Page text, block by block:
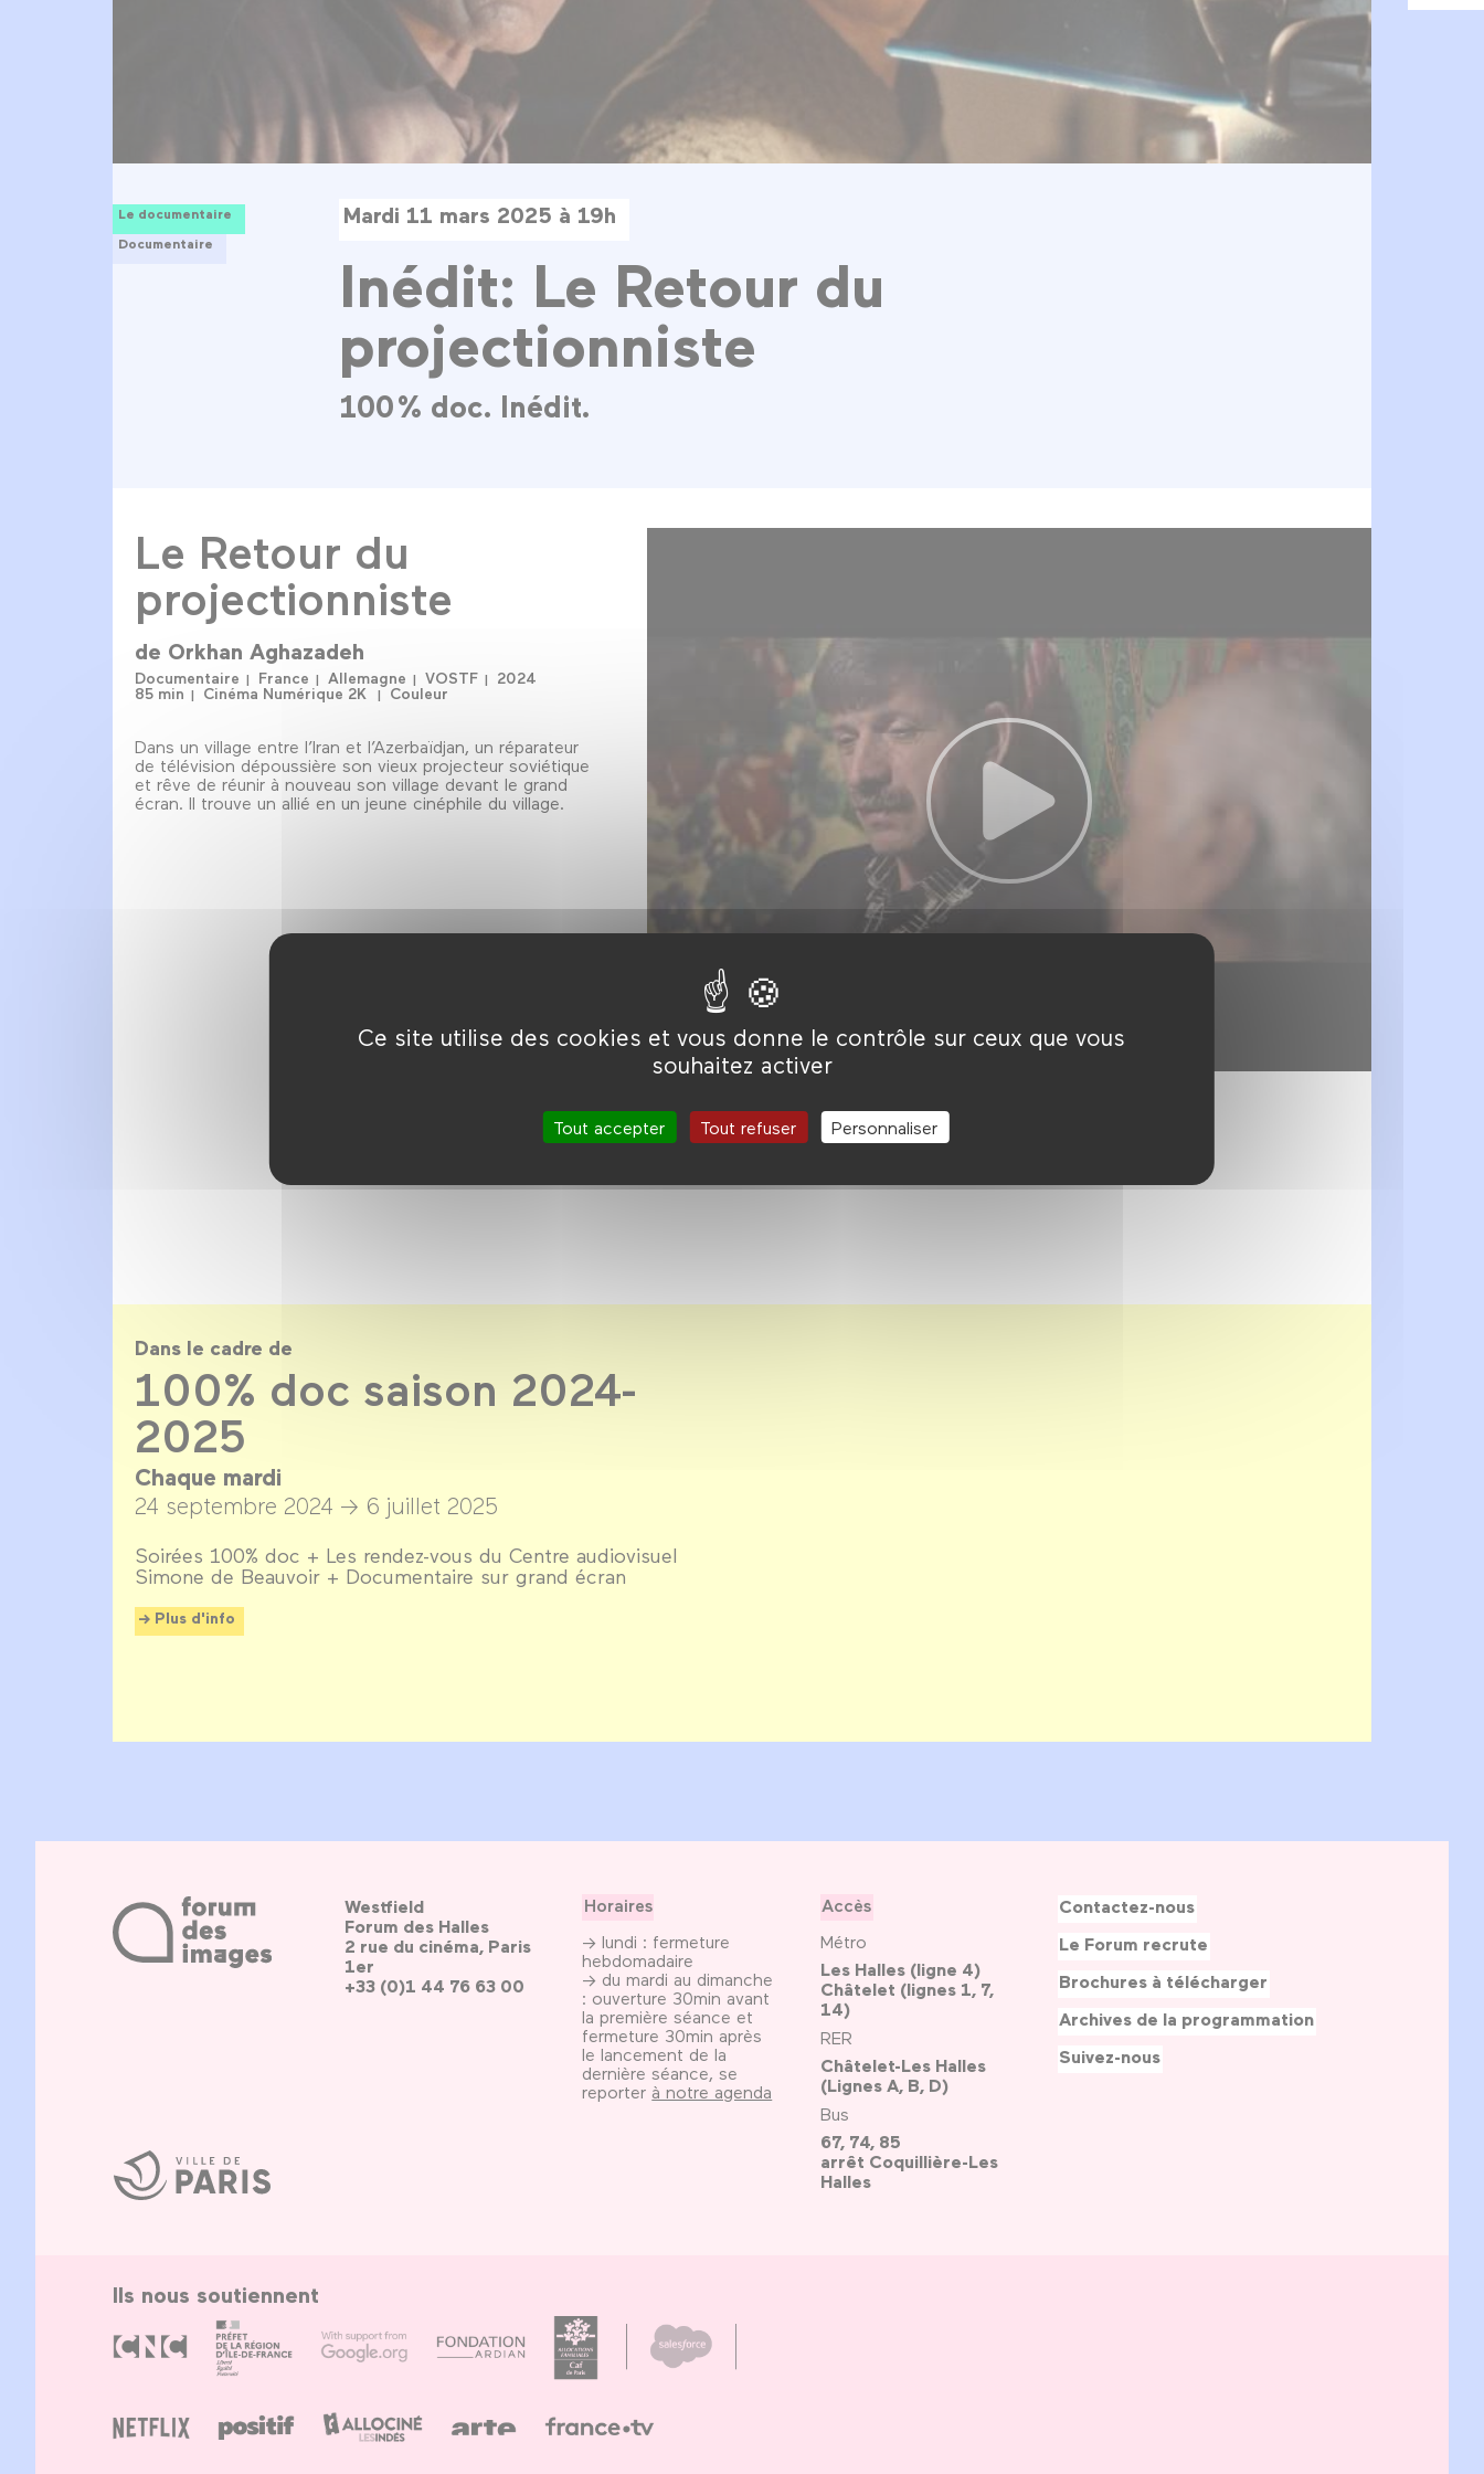
Ce site utilise des cookies et vous donne le contrôle sur ceux que vous
souhaitez activer
Tout accepter Tout refuser Personnaliser
Le documentaire
Documentaire
Mardi 11 mars 2025 à 19h
Inédit: Le Retour du
projectionniste
100 % doc. Inédit.
Le Retour du
projectionniste
de Orkhan Aghazadeh
Documentaire France Allemagne VOSTF
2024
85 min
Cinéma Numérique 2K Couleur
Dans un village entre l’Iran et l’Azerbaïdjan, un réparateur
de télévision dépoussière son vieux projecteur soviétique
et rêve de réunir à nouveau son village devant le grand
écran. Il trouve un allié en un jeune cinéphile du village.
Dans le cadre de
100% doc saison 2024-
2025
Chaque mardi
24 septembre 2024 → 6 juillet 2025
Soirées 100% doc + Les rendez-vous du Centre audiovisuel
Simone de Beauvoir + Documentaire sur grand écran
Plus d'info
Ville
de
Paris
Westfield
Forum des Halles
2 rue du cinéma, Paris
1er
+33 (0)1 44 76 63 00
Horaires
→ lundi : fermeture
hebdomadaire
→ du mardi au dimanche
: ouverture 30min avant
la première séance et
fermeture 30min après
le lancement de la
dernière séance, se
reporter à notre agenda
Accès
Métro
Les Halles (ligne 4)
Châtelet (lignes 1, 7,
14)
RER
Châtelet-Les Halles
(Lignes A, B, D)
Bus
67, 74, 85
arrêt Coquillière-Les
Halles
Contactez-nous
Le Forum recrute
Brochures à télécharger
Archives de la programmation
Suivez-nous
Ils nous soutiennent